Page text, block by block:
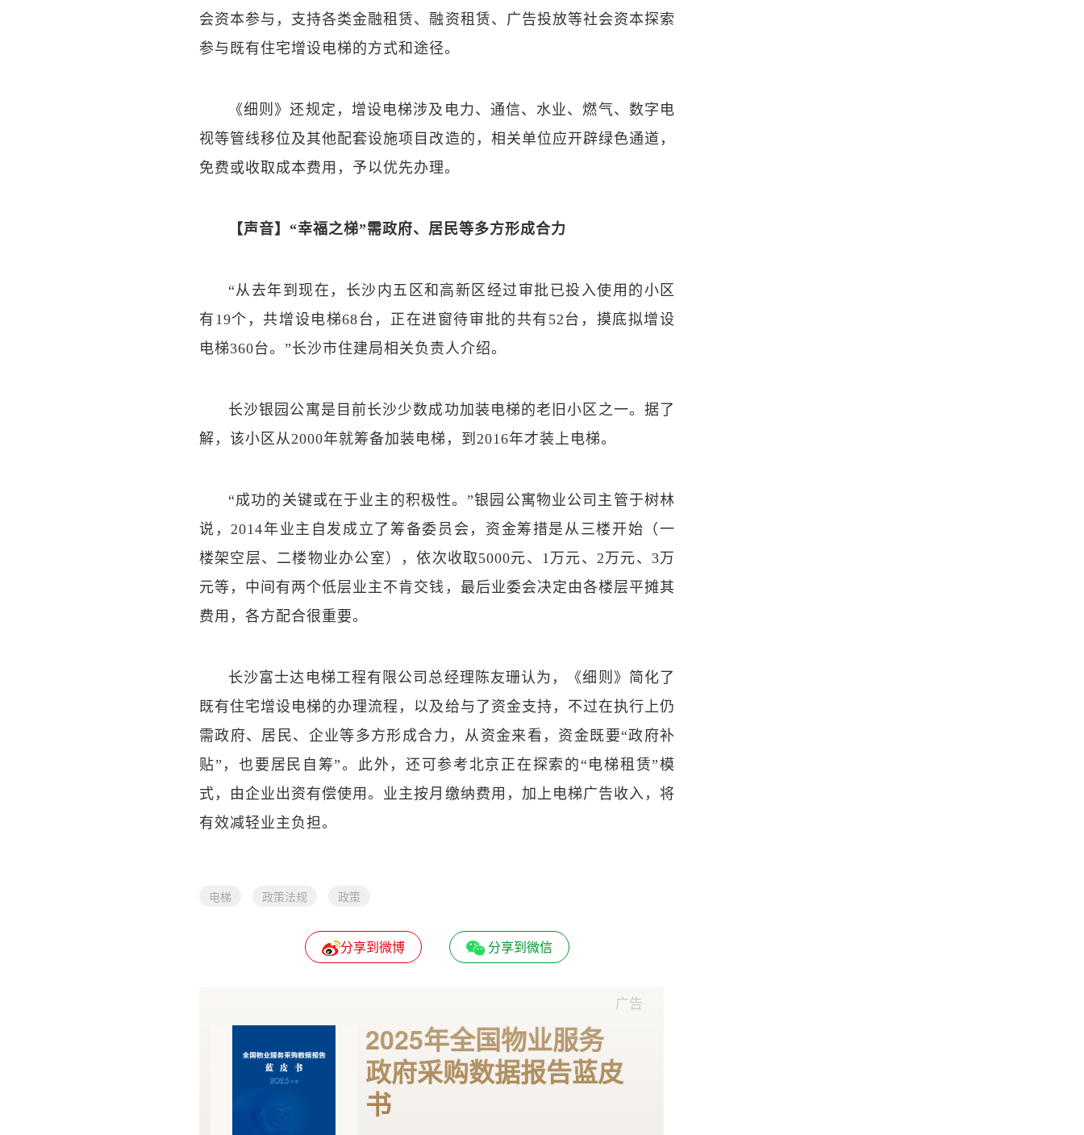
会资本参与，支持各类金融租赁、融资租赁、广告投放等社会资本探索
参与既有住宅增设电梯的方式和途径。
《细则》还规定，增设电梯涉及电力、通信、水业、燃气、数字电
视等管线移位及其他配套设施项目改造的，相关单位应开辟绿色通道，
免费或收取成本费用，予以优先办理。
【声音】“幸福之梯”需政府、居民等多方形成合力
“从去年到现在，长沙内五区和高新区经过审批已投入使用的小区
有19个，共增设电梯68台，正在进窗待审批的共有52台，摸底拟增设
电梯360台。”长沙市住建局相关负责人介绍。
长沙银园公寓是目前长沙少数成功加装电梯的老旧小区之一。据了
解，该小区从2000年就筹备加装电梯，到2016年才装上电梯。
“成功的关键或在于业主的积极性。”银园公寓物业公司主管于树林
说，2014年业主自发成立了筹备委员会，资金筹措是从三楼开始（一
楼架空层、二楼物业办公室），依次收取5000元、1万元、2万元、3万
元等，中间有两个低层业主不肯交钱，最后业委会决定由各楼层平摊其
费用，各方配合很重要。
长沙富士达电梯工程有限公司总经理陈友珊认为，《细则》简化了
既有住宅增设电梯的办理流程，以及给与了资金支持，不过在执行上仍
需政府、居民、企业等多方形成合力，从资金来看，资金既要“政府补
贴”，也要居民自筹”。此外，还可参考北京正在探索的“电梯租赁”模
式，由企业出资有偿使用。业主按月缴纳费用，加上电梯广告收入，将
有效减轻业主负担。
电梯 政策法规 政策
分享到微博 分享到微信
广告
2025年全国物业服务
政府采购数据报告蓝皮
书